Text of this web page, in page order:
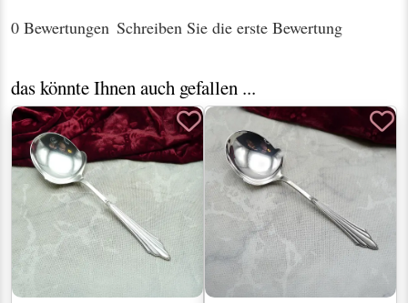
0 Bewertungen Schreiben Sie die erste Bewertung
das könnte Ihnen auch gefallen ...